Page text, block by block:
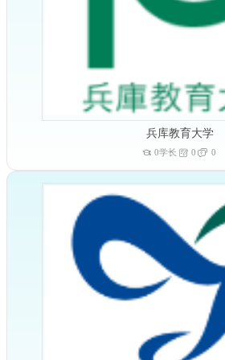
兵库教育大学
0学长 0 0